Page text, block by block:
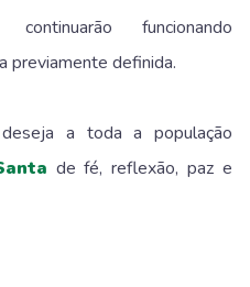
funcionando
previamente definida.
a toda a população
de fé, reflexão, paz e